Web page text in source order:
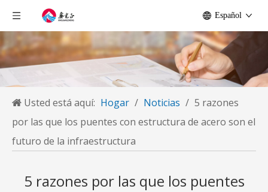
Español
Usted está aquí: Hogar / Noticias / 5 razones
por las que los puentes con estructura de acero son el
futuro de la infraestructura
5 razones por las que los puentes